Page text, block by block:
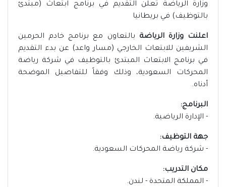
وزارة الرياضة تعلن التقديم في برنامج ابتعاث (مبتدئ
بالتوظيف) في بريطانيا
اعلنت وزارة الرياضة بالتعاون مع برنامج خادم الحرمين
الشريفين للابتعاث الخارجي (مسار واعد) عن بدء التقديم
في برنامج الابتعاث المبتدئ بالتوظيف في شركة رياضة
المحركات السعودية، وذلك وفقاً للتفاصيل الموضحة
أدناه.
البرنامج:
- الإدارة الرياضية.
جهة التوظيف:
- شركة رياضة المحركات السعودية.
مكان التدريب:
- المملكة المتحدة - لندن.